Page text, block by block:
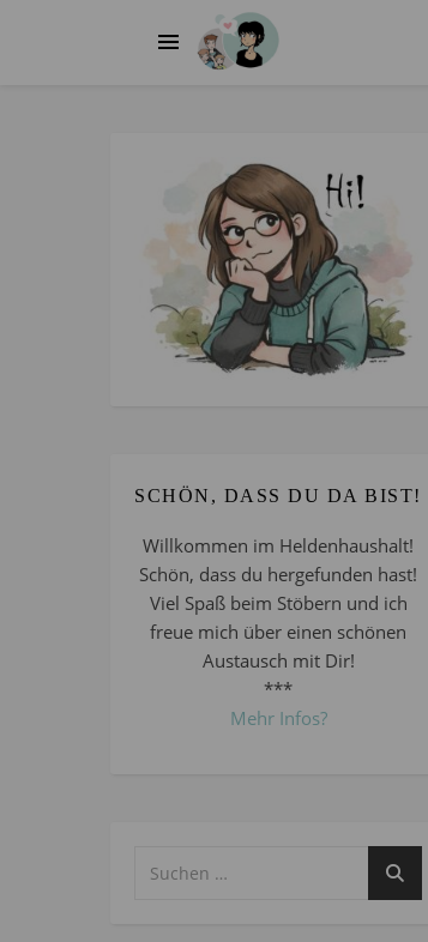
SCHÖN, DASS DU DA BIST!
Willkommen im Heldenhaushalt!
Schön, dass du hergefunden hast!
Viel Spaß beim Stöbern und ich
freue mich über einen schönen
Austausch mit Dir!
***
Mehr Infos?